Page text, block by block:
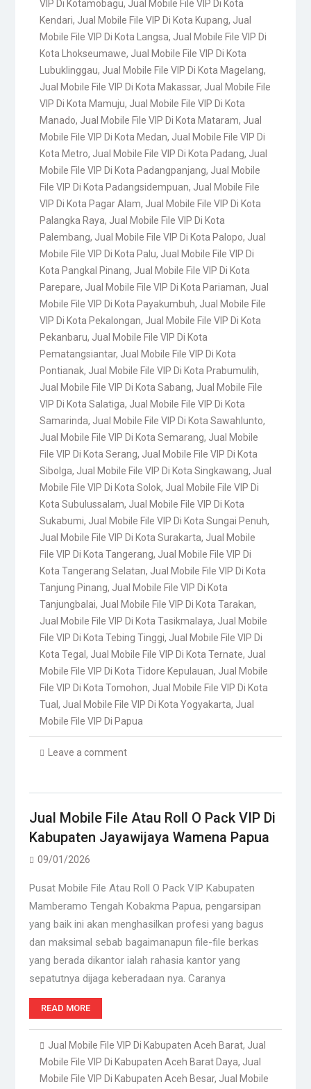
VIP Di Kotamobagu, Jual Mobile File VIP Di Kota
Kendari, Jual Mobile File VIP Di Kota Kupang, Jual
Mobile File VIP Di Kota Langsa, Jual Mobile File VIP Di
Kota Lhokseumawe, Jual Mobile File VIP Di Kota
Lubuklinggau, Jual Mobile File VIP Di Kota Magelang,
Jual Mobile File VIP Di Kota Makassar, Jual Mobile File
VIP Di Kota Mamuju, Jual Mobile File VIP Di Kota
Manado, Jual Mobile File VIP Di Kota Mataram, Jual
Mobile File VIP Di Kota Medan, Jual Mobile File VIP Di
Kota Metro, Jual Mobile File VIP Di Kota Padang, Jual
Mobile File VIP Di Kota Padangpanjang, Jual Mobile
File VIP Di Kota Padangsidempuan, Jual Mobile File
VIP Di Kota Pagar Alam, Jual Mobile File VIP Di Kota
Palangka Raya, Jual Mobile File VIP Di Kota
Palembang, Jual Mobile File VIP Di Kota Palopo, Jual
Mobile File VIP Di Kota Palu, Jual Mobile File VIP Di
Kota Pangkal Pinang, Jual Mobile File VIP Di Kota
Parepare, Jual Mobile File VIP Di Kota Pariaman, Jual
Mobile File VIP Di Kota Payakumbuh, Jual Mobile File
VIP Di Kota Pekalongan, Jual Mobile File VIP Di Kota
Pekanbaru, Jual Mobile File VIP Di Kota
Pematangsiantar, Jual Mobile File VIP Di Kota
Pontianak, Jual Mobile File VIP Di Kota Prabumulih,
Jual Mobile File VIP Di Kota Sabang, Jual Mobile File
VIP Di Kota Salatiga, Jual Mobile File VIP Di Kota
Samarinda, Jual Mobile File VIP Di Kota Sawahlunto,
Jual Mobile File VIP Di Kota Semarang, Jual Mobile
File VIP Di Kota Serang, Jual Mobile File VIP Di Kota
Sibolga, Jual Mobile File VIP Di Kota Singkawang, Jual
Mobile File VIP Di Kota Solok, Jual Mobile File VIP Di
Kota Subulussalam, Jual Mobile File VIP Di Kota
Sukabumi, Jual Mobile File VIP Di Kota Sungai Penuh,
Jual Mobile File VIP Di Kota Surakarta, Jual Mobile
File VIP Di Kota Tangerang, Jual Mobile File VIP Di
Kota Tangerang Selatan, Jual Mobile File VIP Di Kota
Tanjung Pinang, Jual Mobile File VIP Di Kota
Tanjungbalai, Jual Mobile File VIP Di Kota Tarakan,
Jual Mobile File VIP Di Kota Tasikmalaya, Jual Mobile
File VIP Di Kota Tebing Tinggi, Jual Mobile File VIP Di
Kota Tegal , Jual Mobile File VIP Di Kota Ternate, Jual
Mobile File VIP Di Kota Tidore Kepulauan, Jual Mobile
File VIP Di Kota Tomohon, Jual Mobile File VIP Di Kota
Tual , Jual Mobile File VIP Di Kota Yogyakarta, Jual
Mobile File VIP Di Papua
Leave a comment
Jual Mobile File Atau Roll O Pack VIP Di
Kabupaten Jayawijaya Wamena Papua
09/01/2026
Pusat Mobile File Atau Roll O Pack VIP Kabupaten
Mamberamo Tengah Kobakma Papua, pengarsipan
yang baik ini akan menghasilkan profesi yang bagus
dan maksimal sebab bagaimanapun file-file berkas
yang berada dikantor ialah rahasia kantor yang
sepatutnya dijaga keberadaan nya. Caranya
READ MORE
Jual Mobile File VIP Di Kabupaten Aceh Barat, Jual
Mobile File VIP Di Kabupaten Aceh Barat Daya, Jual
Mobile File VIP Di Kabupaten Aceh Besar, Jual Mobile